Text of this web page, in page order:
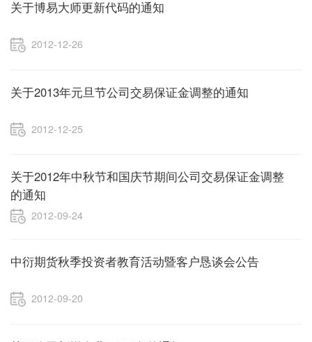
关于博易大师更新代码的通知
2012-12-26
关于2013年元旦节公司交易保证金调整的通知
2012-12-25
关于2012年中秋节和国庆节期间公司交易保证金调整
的通知
2012-09-24
中衍期货秋季投资者教育活动暨客户恳谈会公告
2012-09-20